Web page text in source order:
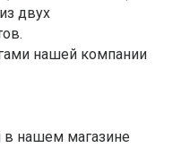
двух
нашей компании
нашем магазине